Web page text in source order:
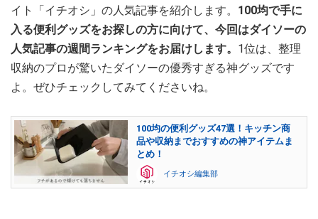
イト「イチオシ」の人気記事を紹介します。 100均で手に
入る便利グッズをお探しの方に向けて、今回はダイソーの
人気記事の週間ランキングをお届けします。 1位は、整理
収納のプロが驚いたダイソーの優秀すぎる神グッズです
よ。ぜひチェックしてみてくださいね。
100均の便利グッズ47選！キッチン商
品や収納までおすすめの神アイテムま
とめ！
イチオシ編集部